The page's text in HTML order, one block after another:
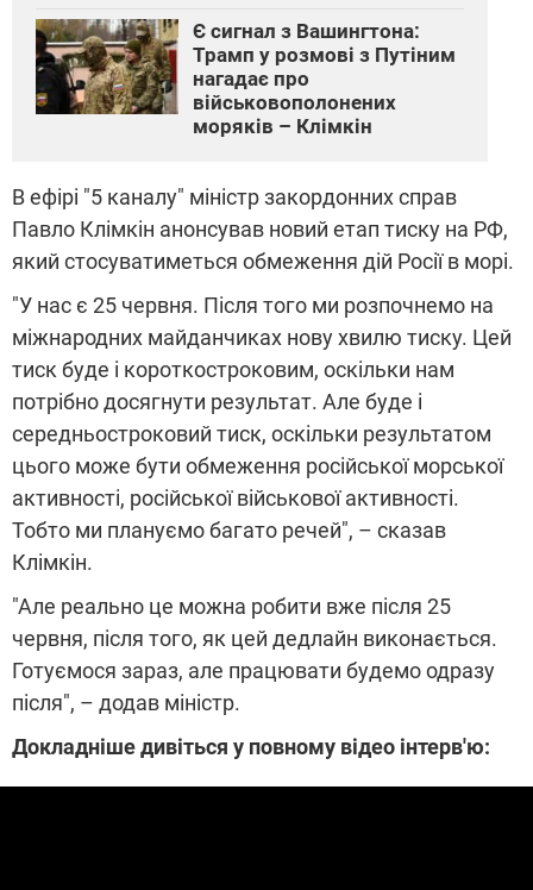
Є сигнал з Вашингтона:
Трамп у розмові з Путіним
нагадає про
військовополонених
моряків – Клімкін
В ефірі "5 каналу" міністр закордонних справ
Павло Клімкін анонсував новий етап тиску на РФ,
який стосуватиметься обмеження дій Росії в морі.
"У нас є 25 червня. Після того ми розпочнемо на
міжнародних майданчиках нову хвилю тиску. Цей
тиск буде і короткостроковим, оскільки нам
потрібно досягнути результат. Але буде і
середньостроковий тиск, оскільки результатом
цього може бути обмеження російської морської
активності, російської військової активності.
Тобто ми плануємо багато речей", – сказав
Клімкін.
"Але реально це можна робити вже після 25
червня, після того, як цей дедлайн виконається.
Готуємося зараз, але працювати будемо одразу
після", – додав міністр.
Докладніше дивіться у повному відео інтерв'ю: